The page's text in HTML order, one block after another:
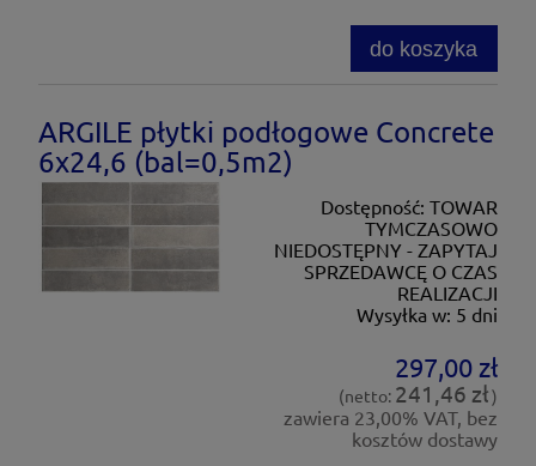
do koszyka
ARGILE płytki podłogowe Concrete
6x24,6 (bal=0,5m2)
Dostępność: TOWAR
TYMCZASOWO
NIEDOSTĘPNY - ZAPYTAJ
SPRZEDAWCĘ O CZAS
REALIZACJI
Wysyłka w: 5 dni
297,00 zł
(netto: 241,46 zł)
zawiera 23,00% VAT, bez
kosztów dostawy